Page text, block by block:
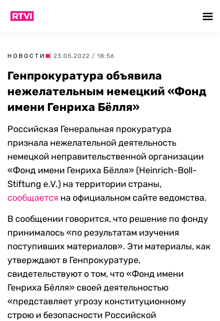
НОВОСТИ | 23.05.2022 / 18:56
Генпрокуратура объявила
нежелательным немецкий «Фонд
имени Генриха Бёлля»
Российская Генеральная прокуратура
признала нежелательной деятельность
немецкой неправительственной организации
«Фонд имени Генриха Бёлля» (Heinrich-Boll-
Stiftung e.V.) на территории страны,
сообщается на официальном сайте ведомства.
В сообщении говорится, что решение по фонду
принималось «по результатам изучения
поступивших материалов». Эти материалы, как
утверждают в Генпрокуратуре,
свидетельствуют о том, что «Фонд имени
Генриха Бёлля» своей деятельностью
«представляет угрозу конституционному
строю и безопасности Российской